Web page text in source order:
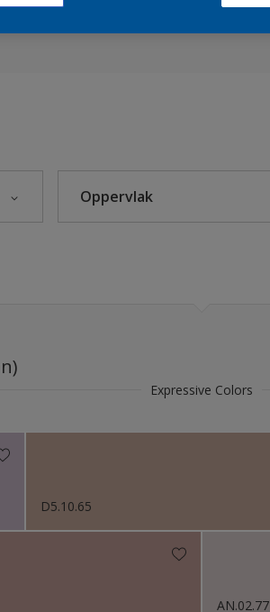
2021
Kleuren
kleuren
Oppervlak
Expressive Colors
D5.10.65
AN.02.77